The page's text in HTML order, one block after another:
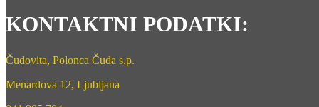
KONTAKTNI PODATKI:
Čudovita, Polonca Čuda s.p.
Menardova 12, Ljubljana